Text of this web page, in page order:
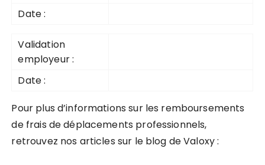
Date :
Validation
employeur :
Date :
Pour plus d’informations sur les remboursements
de frais de déplacements professionnels,
retrouvez nos articles sur le blog de Valoxy :